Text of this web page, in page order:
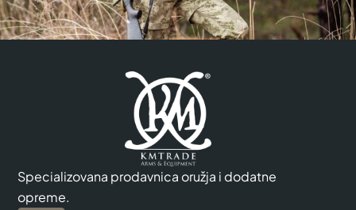
Specializovana prodavnica oružja i dodatne
opreme.